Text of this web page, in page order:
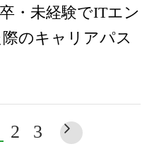
・未経験でITエン
のキャリアパス
2 3